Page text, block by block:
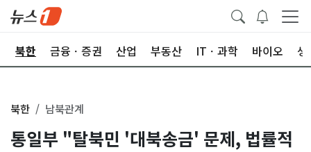
북한 금융ㆍ증권 산업 부동산 ITㆍ과학 바이오 생
북한 남북관계
통일부 "탈북민 '대북송금' 문제, 법률적